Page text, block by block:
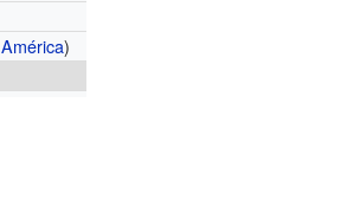
América)